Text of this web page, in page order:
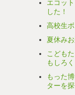
エコッ
した！
高校生
夏休み
こども
もしろく
もった
ターを探